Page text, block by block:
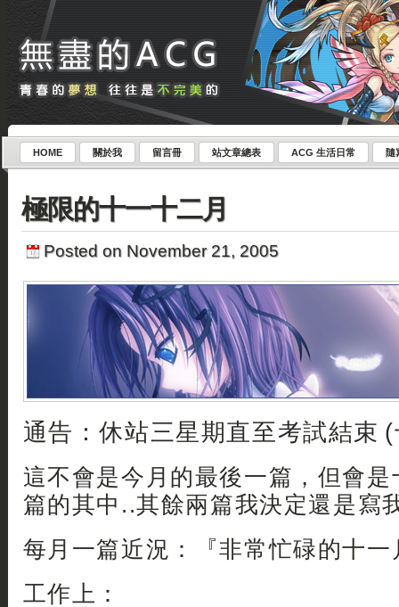
HOME 關於我 留言冊 站文章總表 ACG 生活日常 隨
極限的十一十二月
Posted on November 21, 2005
通告：休站三星期直至考試結束
這不會是今月的最後一篇，但會
篇的其中..其餘兩篇我決定還是寫
每月一篇近況：『非常忙碌的十一
工作上：